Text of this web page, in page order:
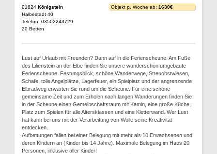
01824 Königstein
Halbestadt 40
Telefon: 03502243729
20 Betten
Objekt p. Woche ab: 1630€
Lust auf Urlaub mit Freunden? Dann auf in die Ferienscheune. Am Fuße
des Lilienstein an der Elbe finden Sie unsere wunderschön umgebaute
Ferienscheune. Festungsblick, schöne Wanderwege, Streuobstwiesen,
Schafe, tolle Angelplätze, Lagerfeuer, ein Spielplatz und der angrenzende
Elbradweg erwarten Sie rund um die Scheune. Für eine schöne
gemeinsame Zeit und zum Erholen nach langen Wanderungen finden Sie
in der Scheune einen Gemeinschaftsraum mit Kamin, eine große Küche,
Platz zum Spielen für alle Altersklassen und eine Kletterwand. Wer Lust
hat kann bei uns mit der Verarbeitung von Wolle seine Kreativität
entdecken.
Aufbettungen fallen bei einer Belegung mit mehr als 10 Erwachsenen und
deren Kindern an (Kinder bis 14 Jahre). Maximale Belegung im Haus 20
Personen, inklusive aller Kinder!